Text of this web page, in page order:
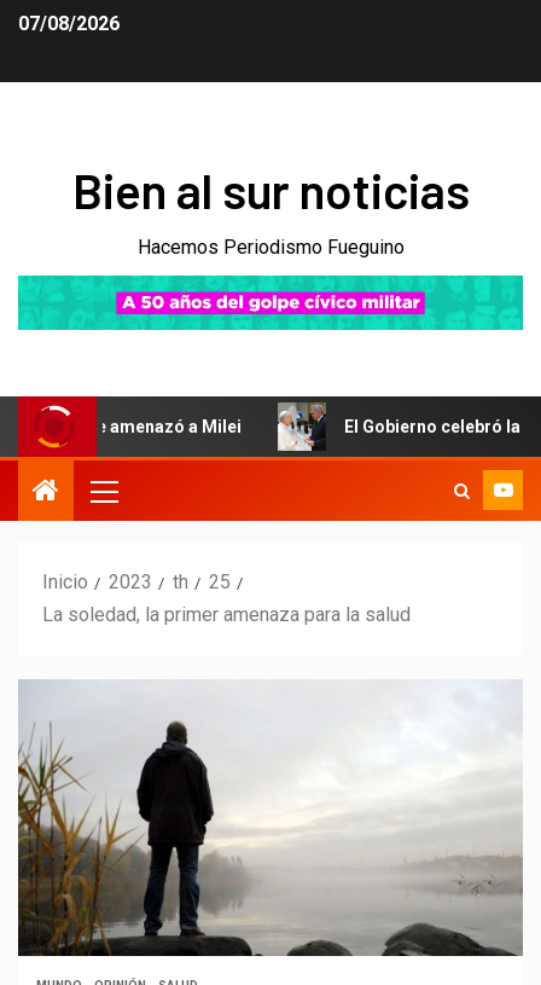
07/08/2026
Bien al sur noticias
Hacemos Periodismo Fueguino
amenazó a Milei El Gobierno celebró la
Inicio 2023 th
25
La soledad, la primer amenaza para la salud